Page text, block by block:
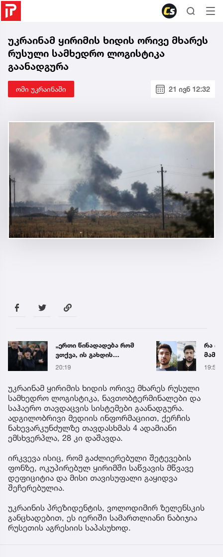
უკრაინამ ყირიმის ხიდის ორივე მხარეს
რუსული სამხედრო ლოგისტიკა
გაანადგურა
ომი უკრაინაში 21 ივნ 12:32
„ერთი წინადადება რომ
ვთქვა, ის გახდის
ნათელს, თუ რატომ იყო
წამქეზებელი...“ - გიგა
ავალიანის დედა
20:19
რა
19:56
უკრაინამ ყირიმის ხიდის ორივე მხარეს რუსული
სამხედრო ლოგისტიკა, ნავთობტერმინალები და
საჰაერო თავდაცვის სისტემები გაანადგურა.
ადგილობრივი მედიის ინფორმაციით, ქერჩის
ნახევარკუნძულზე თავდასხმას 4 ადამიანი
ემსხვერპლა, 28 კი დაშავდა.
ირკვევა ისიც, რომ გაძლიერებული შეტევების
ფონზე, ოკუპირებულ ყირიმში საწვავის მწვავე
დეფიციტია და მისი თავისუფალი გაყიდვა
შეჩერებულია.
უკრაინის პრეზიდენტის, ვოლოდიმირ ზელენსკის
განცხადებით, ეს იერიში სამართლიანი ნაბიჯია
რუსეთის აგრესიის საპასუხოდ.